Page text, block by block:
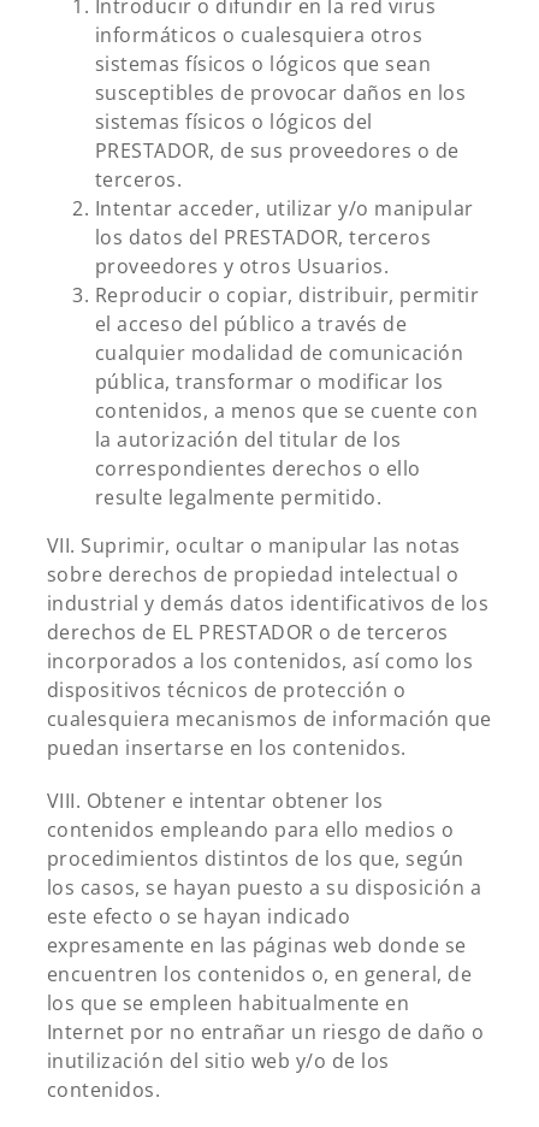
Introducir o difundir en la red virus
informáticos o cualesquiera otros
sistemas físicos o lógicos que sean
susceptibles de provocar daños en los
sistemas físicos o lógicos del
PRESTADOR, de sus proveedores o de
terceros.
Intentar acceder, utilizar y/o manipular
los datos del PRESTADOR, terceros
proveedores y otros Usuarios.
Reproducir o copiar, distribuir, permitir
el acceso del público a través de
cualquier modalidad de comunicación
pública, transformar o modificar los
contenidos, a menos que se cuente con
la autorización del titular de los
correspondientes derechos o ello
resulte legalmente permitido.
VII. Suprimir, ocultar o manipular las notas
sobre derechos de propiedad intelectual o
industrial y demás datos identificativos de los
derechos de EL PRESTADOR o de terceros
incorporados a los contenidos, así como los
dispositivos técnicos de protección o
cualesquiera mecanismos de información que
puedan insertarse en los contenidos.
VIII. Obtener e intentar obtener los
contenidos empleando para ello medios o
procedimientos distintos de los que, según
los casos, se hayan puesto a su disposición a
este efecto o se hayan indicado
expresamente en las páginas web donde se
encuentren los contenidos o, en general, de
los que se empleen habitualmente en
Internet por no entrañar un riesgo de daño o
inutilización del sitio web y/o de los
contenidos.